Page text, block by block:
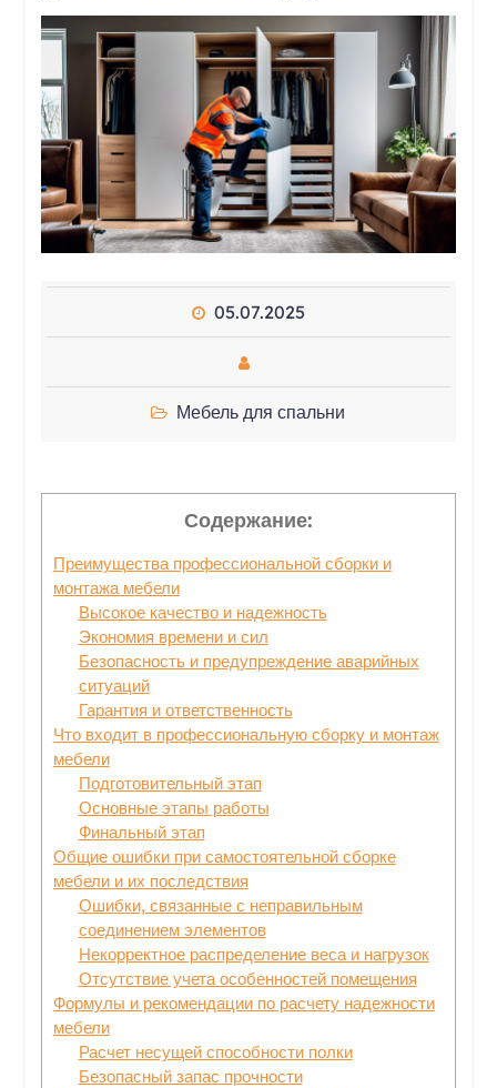
05.07.2025
Мебель для спальни
Содержание:
Преимущества профессиональной сборки и
монтажа мебели
Высокое качество и надежность
Экономия времени и сил
Безопасность и предупреждение аварийных
ситуаций
Гарантия и ответственность
Что входит в профессиональную сборку и монтаж
мебели
Подготовительный этап
Основные этапы работы
Финальный этап
Общие ошибки при самостоятельной сборке
мебели и их последствия
Ошибки, связанные с неправильным
соединением элементов
Некорректное распределение веса и нагрузок
Отсутствие учета особенностей помещения
Формулы и рекомендации по расчету надежности
мебели
Расчет несущей способности полки
Безопасный запас прочности